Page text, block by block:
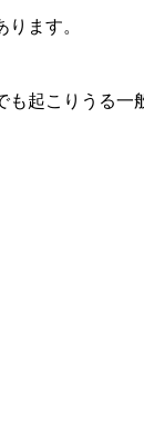
ます。
起こりうる一